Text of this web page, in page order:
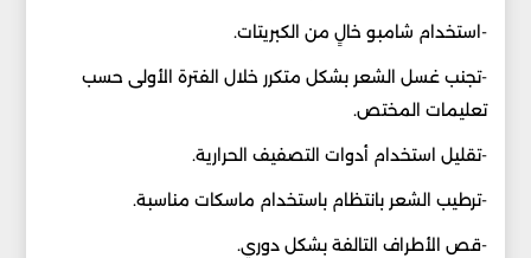
-استخدام شامبو خالٍ من الكبريتات.
-تجنب غسل الشعر بشكل متكرر خلال الفترة الأولى حسب
تعليمات المختص.
-تقليل استخدام أدوات التصفيف الحرارية.
-ترطيب الشعر بانتظام باستخدام ماسكات مناسبة.
-قص الأطراف التالفة بشكل دوري.